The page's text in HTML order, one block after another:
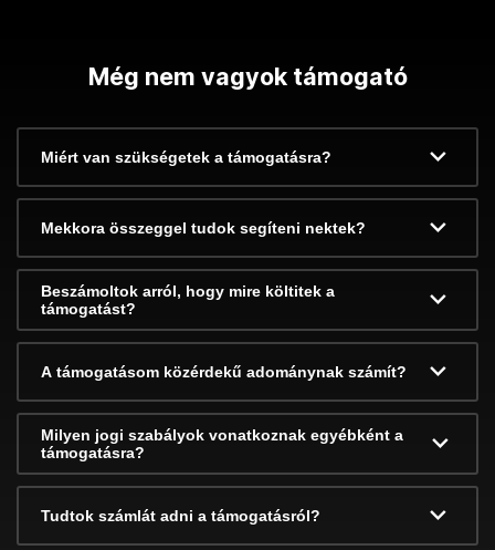
Még nem vagyok támogató
Miért van szükségetek a támogatásra?
Mekkora összeggel tudok segíteni nektek?
Beszámoltok arról, hogy mire költitek a
támogatást?
A támogatásom közérdekű adománynak számít?
Milyen jogi szabályok vonatkoznak egyébként a
támogatásra?
Tudtok számlát adni a támogatásról?